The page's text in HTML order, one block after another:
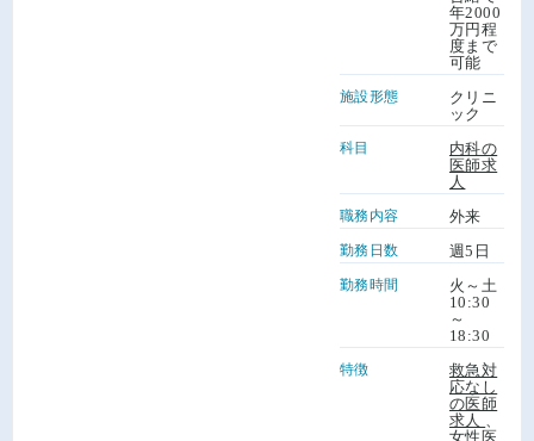
年2000
万円程
度まで
可能
施設形態
クリニ
ック
科目
内科の
医師求
人
職務内容 外来
勤務日数 週5日
勤務時間
火～土
10:30
～
18:30
特徴
救急対
応なし
の医師
求人
女性医